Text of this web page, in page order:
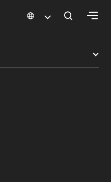
Direktori Toko Shop Detail